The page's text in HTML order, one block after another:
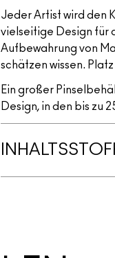
Jeder Artist wird den
vielseitige Design für
Aufbewahrung von
schätzen wissen.
Ein großer
Design, in den bis zu